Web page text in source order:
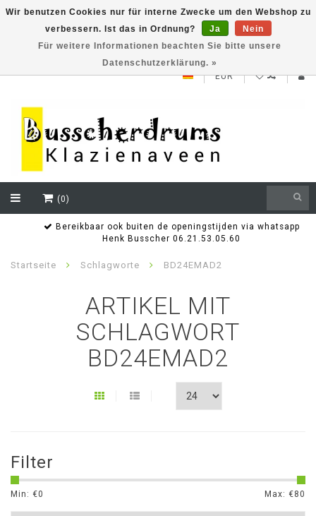
NEW ROLAND V71 series testklaar
EUR
(0)
Bereikbaar ook buiten de openingstijden via whatsapp
Henk Busscher 06.21.53.05.60
Startseite Schlagworte BD24EMAD2
ARTIKEL MIT
SCHLAGWORT
BD24EMAD2
Filter
Min: €0 Max: €80
Wir benutzen Cookies nur für interne Zwecke um den Webshop zu
verbessern. Ist das in Ordnung?
Ja
Nein
Für weitere Informationen beachten Sie bitte unsere
Datenschutzerklärung. »